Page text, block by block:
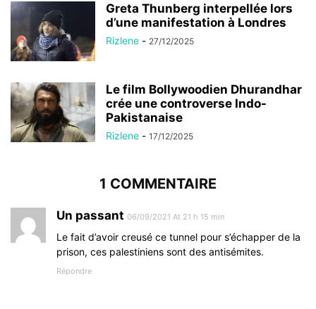
Greta Thunberg interpellée lors
d’une manifestation à Londres
Rizlene - 27/12/2025
Le film Bollywoodien Dhurandhar
crée une controverse Indo-
Pakistanaise
Rizlene - 17/12/2025
1 COMMENTAIRE
Un passant 06/09/2021 At 21 h 15 min
Le fait d’avoir creusé ce tunnel pour s’échapper de la
prison, ces palestiniens sont des antisémites.
Répondre